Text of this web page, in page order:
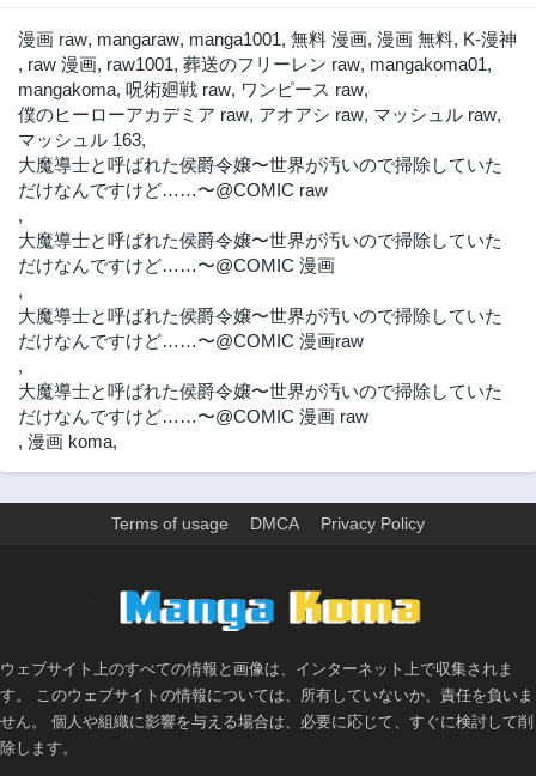
漫画 raw, mangaraw, manga1001, 無料 漫画, 漫画 無料, K-漫神
, raw 漫画, raw1001, 葬送のフリーレン raw, mangakoma01,
mangakoma, 呪術廻戦 raw, ワンピース raw,
僕のヒーローアカデミア raw, アオアシ raw, マッシュル raw,
マッシュル 163,
大魔導士と呼ばれた侯爵令嬢〜世界が汚いので掃除していた
だけなんですけど……〜@COMIC raw
,
大魔導士と呼ばれた侯爵令嬢〜世界が汚いので掃除していた
だけなんですけど……〜@COMIC 漫画
,
大魔導士と呼ばれた侯爵令嬢〜世界が汚いので掃除していた
だけなんですけど……〜@COMIC 漫画raw
,
大魔導士と呼ばれた侯爵令嬢〜世界が汚いので掃除していた
だけなんですけど……〜@COMIC 漫画 raw
, 漫画 koma,
Terms of usage DMCA Privacy Policy
ウェブサイト上のすべての情報と画像は、インターネット上で収集されま
す。 このウェブサイトの情報については、所有していないか、責任を負いま
せん。 個人や組織に影響を与える場合は、必要に応じて、すぐに検討して削
除します。